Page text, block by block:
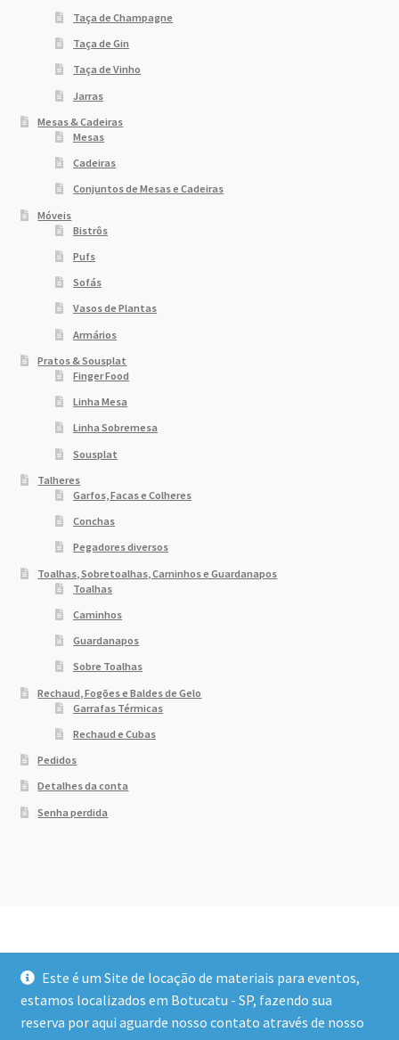
Este é um Site de locação de materiais para eventos,
estamos localizados em Botucatu - SP, fazendo sua
reserva por aqui aguarde nosso contato através de nosso
Taça de Champagne
Taça de Gin
Taça de Vinho
Jarras
Mesas & Cadeiras
Mesas
Cadeiras
Conjuntos de Mesas e Cadeiras
Móveis
Bistrôs
Pufs
Sofás
Vasos de Plantas
Armários
Pratos & Sousplat
Finger Food
Linha Mesa
Linha Sobremesa
Sousplat
Talheres
Garfos, Facas e Colheres
Conchas
Pegadores diversos
Toalhas, Sobretoalhas, Caminhos e Guardanapos
Toalhas
Caminhos
Guardanapos
Sobre Toalhas
Rechaud, Fogões e Baldes de Gelo
Garrafas Térmicas
Rechaud e Cubas
Pedidos
Detalhes da conta
Senha perdida
© Dony Locações 2026